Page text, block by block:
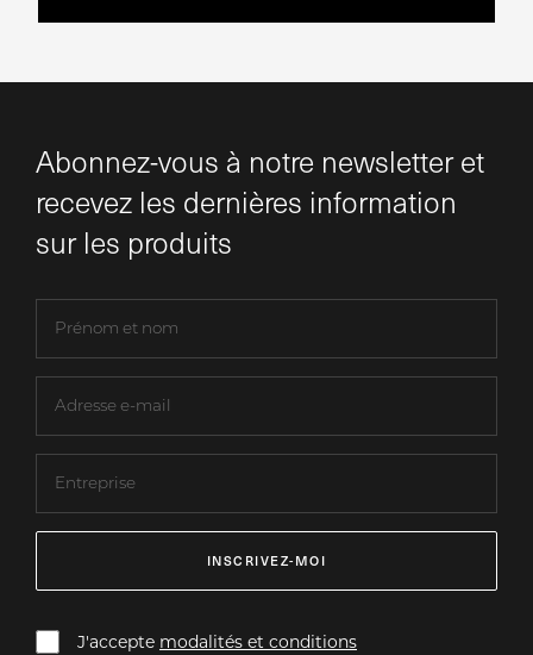
Abonnez-vous à notre newsletter et
recevez les dernières information
sur les produits
INSCRIVEZ-MOI
J'accepte modalités et conditions